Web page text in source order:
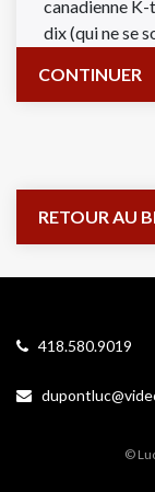
canadienne K-
dix (qui ne se
CONTINUER
RETOUR AU
418.580.9019
©